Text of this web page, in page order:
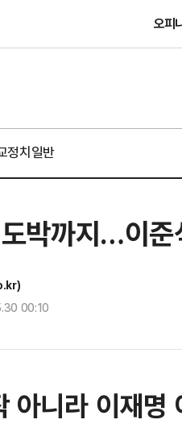
오피
정치일반
박까지…이
00:10
아니라 이재명